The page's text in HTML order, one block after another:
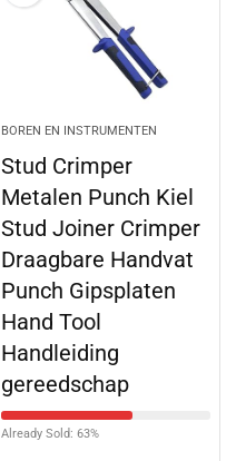
BOREN EN INSTRUMENTEN
Stud Crimper
Metalen Punch Kiel
Stud Joiner Crimper
Draagbare Handvat
Punch Gipsplaten
Hand Tool
Handleiding
gereedschap
Already Sold: 63%